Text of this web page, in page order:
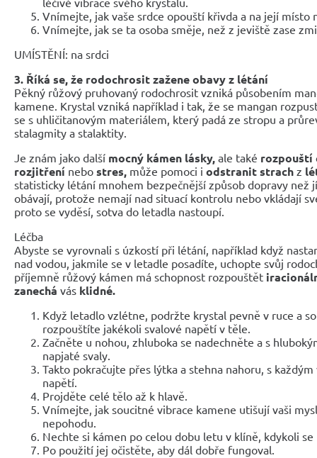
Vnímejte, jak vaše srdce opouští křivda a na její místo
Vnímejte, jak se ta osoba směje, než z jeviště zase
UMÍSTĚNÍ: na srdci
3. Říká se, že rodochrosit zažene obavy z létání
Pěkný růžový pruhovaný rodochrosit vzniká působením
kamene. Krystal vzniká například i tak, že se mangan
se s uhličitanovým materiálem, který padá ze stropu a
stalagmity a stalaktity.
Je znám jako další mocný kámen lásky, ale také rozpouští
rozjitření nebo stres, může pomoci i odstranit strach z
statisticky létání mnohem bezpečnější způsob dopravy než
obávají, protože nemají nad situací kontrolu nebo vkládají
proto se vyděsí, sotva do letadla nastoupí.
Léčba
Abyste se vyrovnali s úzkostí při létání, například když
nad vodou, jakmile se v letadle posadíte, uchopte svůj
příjemně růžový kámen má schopnost rozpouštět
zanechá vás klidné.
Když letadlo vzlétne, podržte krystal pevně v ruce a
rozpouštíte jakékoli svalové napětí v těle.
Začněte u nohou, zhluboka se nadechněte a s
napjaté svaly.
Takto pokračujte přes lýtka a stehna nahoru, s
napětí.
Projděte celé tělo až k hlavě.
Vnímejte, jak soucitné vibrace kamene utišují vaši
nepohodu.
Nechte si kámen po celou dobu letu v klíně, kdykoli
Po použití jej očistěte, aby dál dobře fungoval.